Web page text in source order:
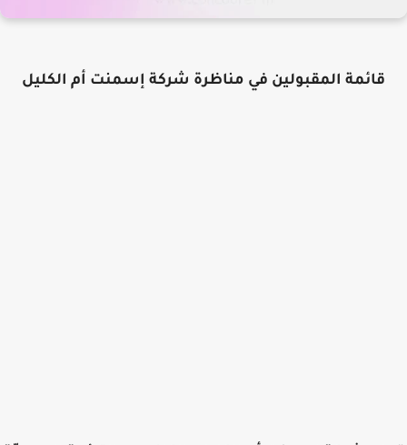
قائمة المقبولين في مناظرة شركة إسمنت أم الكليل